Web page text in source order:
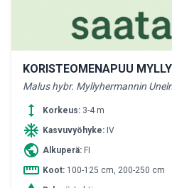
KORISTEOMENAPUU
Malus hybr. Myllyhermannin
height Korkeus: 3-4 m
ac_unit Kasvuvyöhyke: IV
public Alkuperä: FI
straighten Koot: 100-125 cm, 200-250 cm